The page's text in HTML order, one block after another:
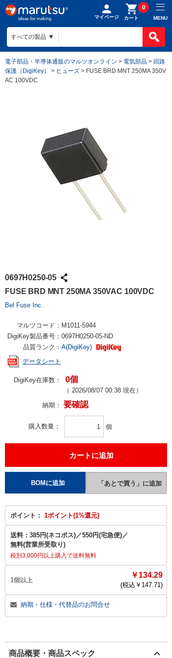
マイページ カート
0
MENU
電子部品・半導体通販のマルツオンライン > 電気部品 > 回路
保護（DigiKey）
> ヒューズ > FUSE BRD MNT 250MA 350V
AC 100VDC
0697H0250-05
FUSE BRD MNT 250MA 350VAC 100VDC
Bel Fuse Inc.
マルツコード： M1011-5944
DigiKey製品番号： 0697H0250-05-ND
品質ランク： A(DigiKey)
データシート
DigiKey在庫数： 0個
（ 2026/08/07 00:38 現在）
納期： 要確認
購入数量 個
ポイント： 1ポイント(1%還元)
送料： 385円(ネコポス)／550円(宅急便)／
無料(営業所受取り)
税別3,000円以上購入で送料無料
1個以上
￥134.29
(税込￥ 147.71)
納期・仕様・代替品のお問合せ
商品概要・商品スペック